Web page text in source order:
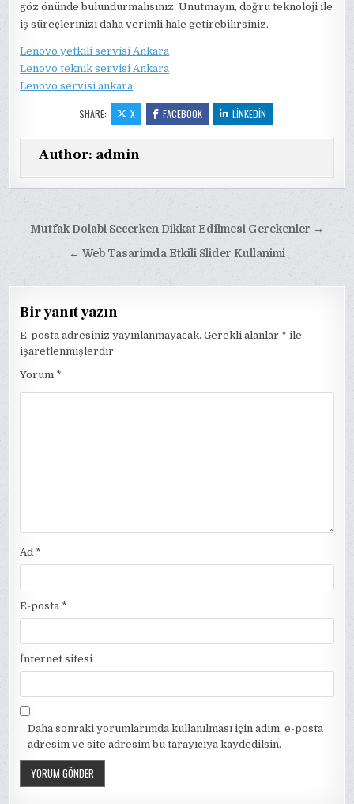
göz önünde bulundurmalısınız. Unutmayın, doğru teknoloji ile
iş süreçlerinizi daha verimli hale getirebilirsiniz.
Lenovo yetkili servisi Ankara
Lenovo teknik servisi Ankara
Lenovo servisi ankara
SHARE: X FACEBOOK LINKEDIN
Author: admin
Yazı
gezinmesi
Mutfak Dolabi Secerken Dikkat Edilmesi Gerekenler →
← Web Tasarimda Etkili Slider Kullanimi
Bir yanıt yazın
E-posta adresiniz yayınlanmayacak. Gerekli alanlar * ile
işaretlenmişlerdir
Yorum *
Ad *
E-posta *
İnternet sitesi
Daha sonraki yorumlarımda kullanılması için adım, e-posta
adresim ve site adresim bu tarayıcıya kaydedilsin.